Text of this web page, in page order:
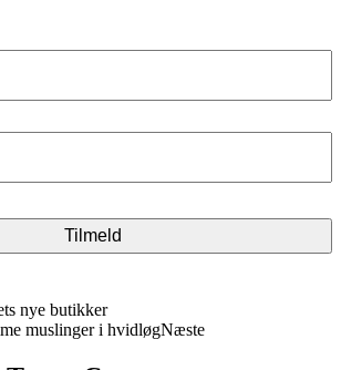
nye butikker
muslinger i hvidløgNæste